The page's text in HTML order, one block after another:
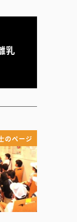
乳
のページ